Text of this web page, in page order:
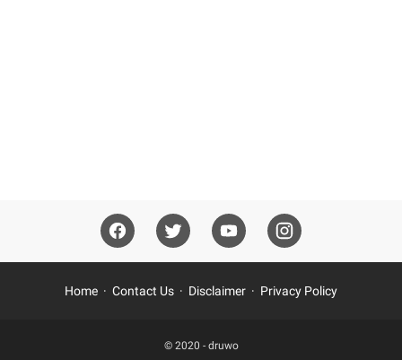
Home Contact Us Disclaimer Privacy Policy
© 2020 - druwo